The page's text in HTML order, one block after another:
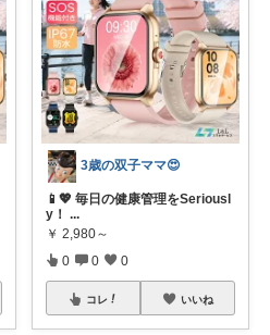
3歳の双子ママ😍
📱💖 毎日の健康管理をSeriousl
y！ ...
￥ 2,980～
0 0 0
コレ いいね